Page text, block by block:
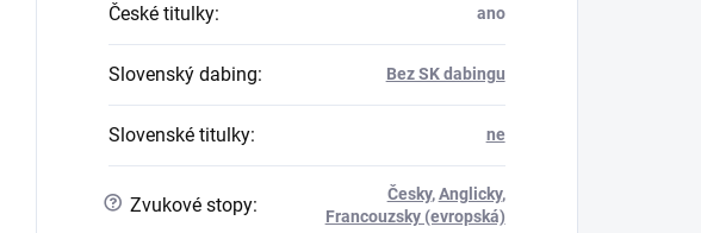
České titulky: ano
Slovenský dabing: Bez SK dabingu
Slovenské titulky: ne
? Zvukové stopy: Česky,Anglicky,
Francouzsky (evropská)